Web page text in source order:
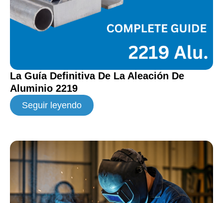
La Guía Definitiva De La Aleación De
Aluminio 2219
Seguir leyendo